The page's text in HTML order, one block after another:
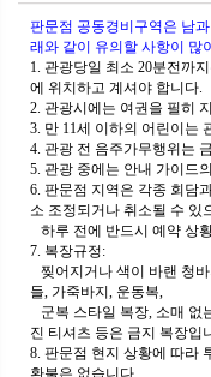
판문점 공동경비구역은 남
래와 같이 유의할 사항이 많
1. 관광당일 최소 20분전까
에 위치하고 계셔야 합니다.
2. 관광시에는 여권을 필히
3. 만 11세 이하의 어린이는
4. 관광 전 음주가무행위는
5. 관광 중에는 안내 가이드
6. 판문점 지역은 각종 회담
소 조정되거나 취소될 수 있
하루 전에 반드시 예약 상
7. 복장규정:
찢어지거나 색이 바랜 청
들, 가죽바지, 운동복,
군복 스타일 복장, 소매 없
진 티셔츠 등은 금지 복장입
8. 판문점 현지 상황에 따라
환불은 없습니다.